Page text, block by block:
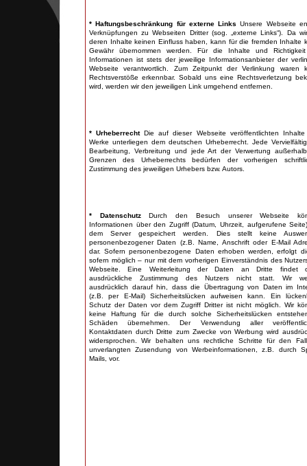
* Haftungsbeschränkung für externe Links Unsere Webseite
Verknüpfungen zu Webseiten Dritter (sog. „externe Links“). Da
deren Inhalte keinen Einfluss haben, kann für die fremden Inhalte
Gewähr übernommen werden. Für die Inhalte und
Informationen ist stets der jeweilige Informationsanbieter der
Webseite verantwortlich. Zum Zeitpunkt der Verlinkung waren
Rechtsverstöße erkennbar. Sobald uns eine Rechtsverletzung
wird, werden wir den jeweiligen Link umgehend entfernen.
* UrheberrechtDie auf dieser Webseite veröffentlichten
Werke unterliegen dem deutschen Urheberrecht. Jede
Bearbeitung, Verbreitung und jede Art der Verwertung
Grenzen des Urheberrechts bedürfen der vorherigen
Zustimmung des jeweiligen Urhebers bzw. Autors.
* DatenschutzDurch den Besuch unserer Webseite
Informationen über den Zugriff (Datum, Uhrzeit, aufgerufene
dem Server gespeichert werden. Dies stellt keine
personenbezogener Daten (z.B. Name, Anschrift oder E-Mail
dar. Sofern personenbezogene Daten erhoben werden, erfolgt
sofern möglich – nur mit dem vorherigen Einverständnis des
Webseite. Eine Weiterleitung der Daten an Dritte findet
ausdrückliche Zustimmung des Nutzers nicht statt. Wir
ausdrücklich darauf hin, dass die Übertragung von Daten im
(z.B. per E-Mail) Sicherheitslücken aufweisen kann. Ein
Schutz der Daten vor dem Zugriff Dritter ist nicht möglich. Wir
keine Haftung für die durch solche Sicherheitslücken
Schäden übernehmen. Der Verwendung aller
Kontaktdaten durch Dritte zum Zwecke von Werbung wird
widersprochen. Wir behalten uns rechtliche Schritte für den
unverlangten Zusendung von Werbeinformationen, z.B. durch
Mails, vor.